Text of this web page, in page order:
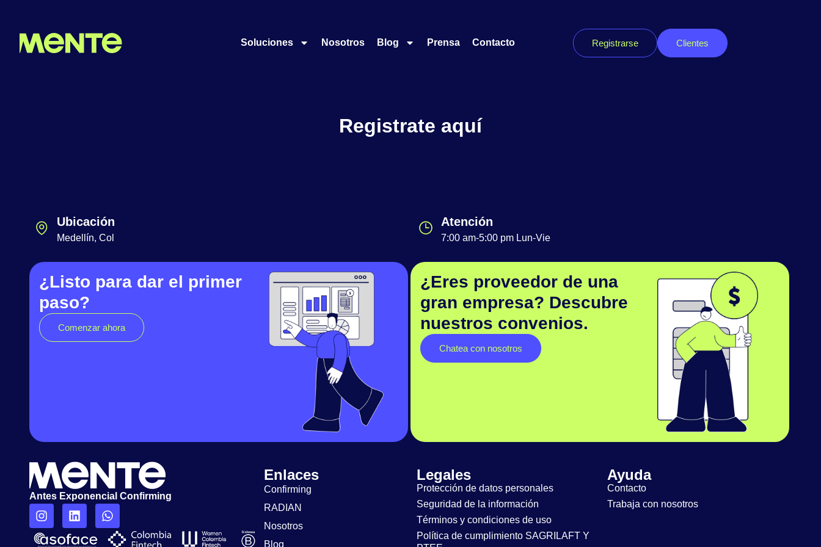
Soluciones Nosotros Blog Prensa Contacto Registrarse Clientes
Registrate aquí
Ubicación
Medellín, Col
Atención
7:00 am-5:00 pm Lun-Vie
¿Listo para dar el primer
paso?
Comenzar ahora
¿Eres proveedor de una
gran empresa? Descubre
nuestros convenios.
Chatea con nosotros
Antes Exponencial Confirming
Enlaces
Confirming
RADIAN
Nosotros
Blog
Legales
Protección de datos personales
Seguridad de la información
Términos y condiciones de uso
Política de cumplimiento SAGRILAFT Y
Ayuda
Contacto
Trabaja con nosotros